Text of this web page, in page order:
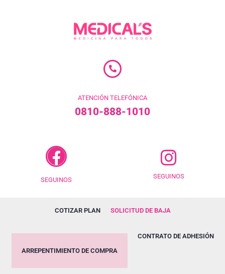
ATENCIÓN TELEFÓNICA
0810-888-1010
SEGUINOS SEGUINOS
COTIZAR PLAN SOLICITUD DE BAJA
ARREPENTIMIENTO DE COMPRA
CONTRATO DE ADHESIÓN